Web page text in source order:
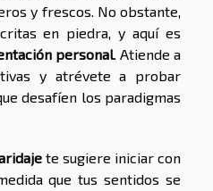
y frescos. No obstante,
en piedra, y aquí es
personal. Atiende a
y atrévete a probar
desafíen los paradigmas
te sugiere iniciar con
que tus sentidos se